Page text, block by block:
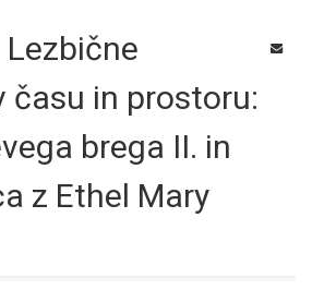
Lezbične
času in prostoru:
brega II. in
z Ethel Mary